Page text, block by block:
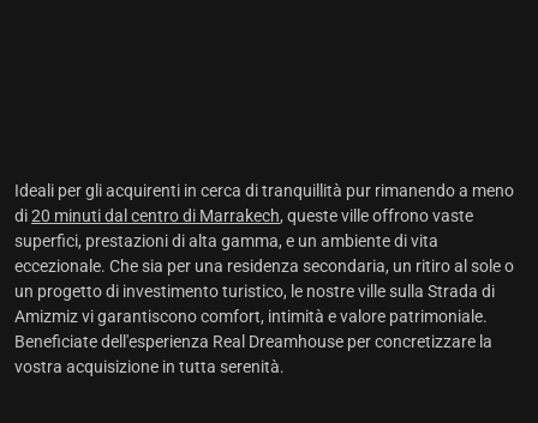
Ideali per gli acquirenti in cerca di tranquillità pur rimanendo a meno
di20 minuti dal centro di Marrakech, queste ville offrono vaste
superfici, prestazioni di alta gamma, e un ambiente di vita
eccezionale. Che sia per una residenza secondaria, un ritiro al sole o
un progetto di investimento turistico, le nostre ville sulla Strada di
Amizmiz vi garantiscono comfort, intimità e valore patrimoniale.
Beneficiate dell'esperienza Real Dreamhouse per concretizzare la
vostra acquisizione in tutta serenità.